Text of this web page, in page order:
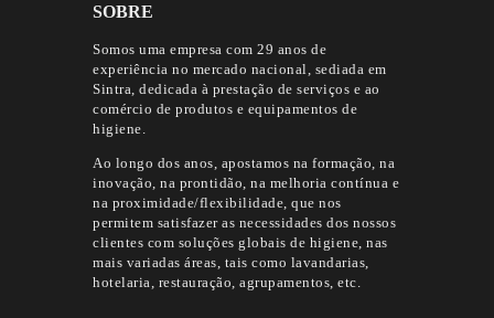
SOBRE
Somos uma empresa com 29 anos de
experiência no mercado nacional, sediada em
Sintra, dedicada à prestação de serviços e ao
comércio de produtos e equipamentos de
higiene.
Ao longo dos anos, apostamos na formação, na
inovação, na prontidão, na melhoria contínua e
na proximidade/flexibilidade, que nos
permitem satisfazer as necessidades dos nossos
clientes com soluções globais de higiene, nas
mais variadas áreas, tais como lavandarias,
hotelaria, restauração, agrupamentos, etc.